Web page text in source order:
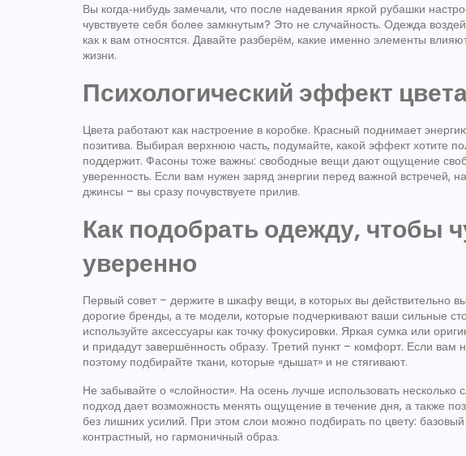
Вы когда‑нибудь замечали, что после надевания яркой рубашки
чувствуете себя более замкнутым? Это не случайность. Одежда
как к вам относятся. Давайте разберём, какие именно элементы
жизни.
Психологический эффект
Цвета работают как настроение в коробке. Красный поднимает
позитива. Выбирая верхнюю часть, подумайте, какой эффект хотите
поддержит. Фасоны тоже важны: свободные вещи дают ощущение
уверенность. Если вам нужен заряд энергии перед важной встречей,
джинсы – вы сразу почувствуете прилив.
Как подобрать одежду, чтобы
уверенно
Первый совет – держите в шкафу вещи, в которых вы действительно
дорогие бренды, а те модели, которые подчеркивают ваши сильные
используйте аксессуары как точку фокусировки. Яркая сумка или
и придадут завершённость образу. Третий пункт – комфорт. Если вам
поэтому подбирайте ткани, которые «дышат» и не стягивают.
Не забывайте о «слойности». На осень лучше использовать несколько
подход дает возможность менять ощущение в течение дня, а также
без лишних усилий. При этом слои можно подбирать по цвету:
контрастный, но гармоничный образ.